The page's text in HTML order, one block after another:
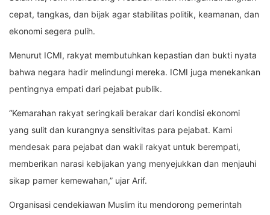
cepat, tangkas, dan bijak agar stabilitas politik, keamanan, dan
ekonomi segera pulih.
Menurut ICMI, rakyat membutuhkan kepastian dan bukti nyata
bahwa negara hadir melindungi mereka. ICMI juga menekankan
pentingnya empati dari pejabat publik.
“Kemarahan rakyat seringkali berakar dari kondisi ekonomi
yang sulit dan kurangnya sensitivitas para pejabat. Kami
mendesak para pejabat dan wakil rakyat untuk berempati,
memberikan narasi kebijakan yang menyejukkan dan menjauhi
sikap pamer kemewahan,” ujar Arif.
Organisasi cendekiawan Muslim itu mendorong pemerintah